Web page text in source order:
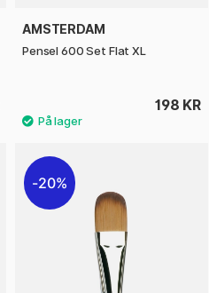
AMSTERDAM
Pensel 600 Set Flat XL
198 KR
20%